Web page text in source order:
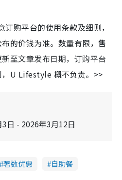
购平台的使用条款及细则，
的价钱为准。数量有限，售
至文章发布日期，订购平台
U Lifestyle 概不负责。>>
日 - 2026年3月12日
著数优惠
自助餐